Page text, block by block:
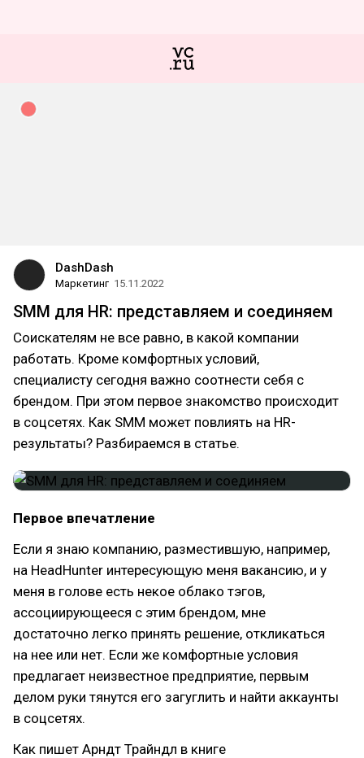
DashDash
Маркетинг 15.11.2022
SMM для HR: представляем и соединяем
Соискателям не все равно, в какой компании
работать. Кроме комфортных условий,
специалисту сегодня важно соотнести себя с
брендом. При этом первое знакомство происходит
в соцсетях. Как SMM может повлиять на HR-
результаты? Разбираемся в статье.
Первое впечатление
Если я знаю компанию, разместившую, например,
на HeadHunter интересующую меня вакансию, и у
меня в голове есть некое облако тэгов,
ассоциирующееся с этим брендом, мне
достаточно легко принять решение, откликаться
на нее или нет. Если же комфортные условия
предлагает неизвестное предприятие, первым
делом руки тянутся его загуглить и найти аккаунты
в соцсетях.
Как пишет Арндт Трайндл в книге